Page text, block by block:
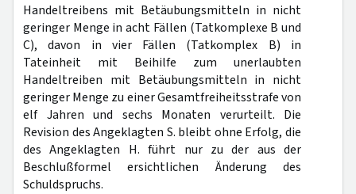
Handeltreibens mit Betäubungsmitteln in nicht
geringer Menge in acht Fällen (Tatkomplexe B und
C), davon in vier Fällen (Tatkomplex B) in
Tateinheit mit Beihilfe zum unerlaubten
Handeltreiben mit Betäubungsmitteln in nicht
geringer Menge zu einer Gesamtfreiheitsstrafe von
elf Jahren und sechs Monaten verurteilt. Die
Revision des Angeklagten S. bleibt ohne Erfolg, die
des Angeklagten H. führt nur zu der aus der
Beschlußformel ersichtlichen Änderung des
Schuldspruchs.